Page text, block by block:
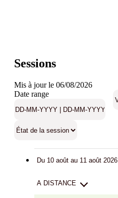
Sessions
Mis à jour le 06/08/2026
Date range
Du 10 août au 11 août 2026
A DISTANCE